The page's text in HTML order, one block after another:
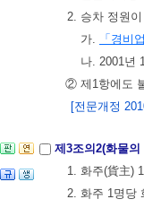
2. 승차 정원
가.
「경비
나. 2001년
② 제1항에도
[전문개정
제3조의2(화물
1. 화주(貨主)
2. 화주 1명당